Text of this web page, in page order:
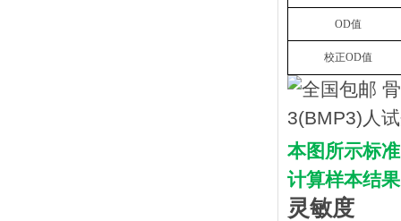
OD值
校正OD值
本图所示标
计算样本结果
灵敏度